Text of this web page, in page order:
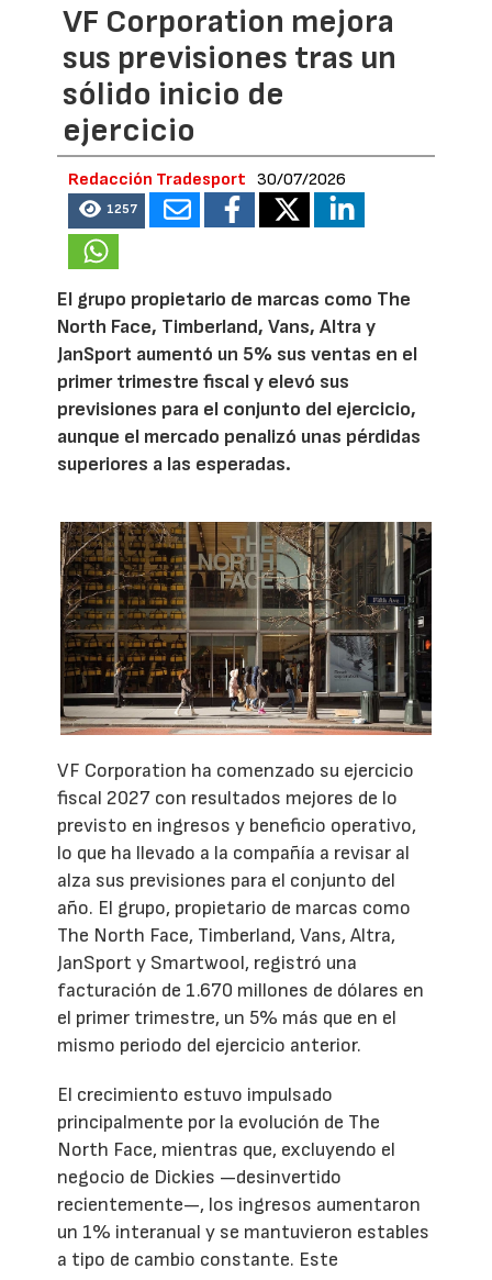
VF Corporation mejora
sus previsiones tras un
sólido inicio de
ejercicio
Redacción Tradesport 30/07/2026
1257
El grupo propietario de marcas como The
North Face, Timberland, Vans, Altra y
JanSport aumentó un 5% sus ventas en el
primer trimestre fiscal y elevó sus
previsiones para el conjunto del ejercicio,
aunque el mercado penalizó unas pérdidas
superiores a las esperadas.
VF Corporation ha comenzado su ejercicio
fiscal 2027 con resultados mejores de lo
previsto en ingresos y beneficio operativo,
lo que ha llevado a la compañía a revisar al
alza sus previsiones para el conjunto del
año. El grupo, propietario de marcas como
The North Face, Timberland, Vans, Altra,
JanSport y Smartwool, registró una
facturación de 1.670 millones de dólares en
el primer trimestre, un 5% más que en el
mismo periodo del ejercicio anterior.
El crecimiento estuvo impulsado
principalmente por la evolución de The
North Face, mientras que, excluyendo el
negocio de Dickies —desinvertido
recientemente—, los ingresos aumentaron
un 1% interanual y se mantuvieron estables
a tipo de cambio constante. Este